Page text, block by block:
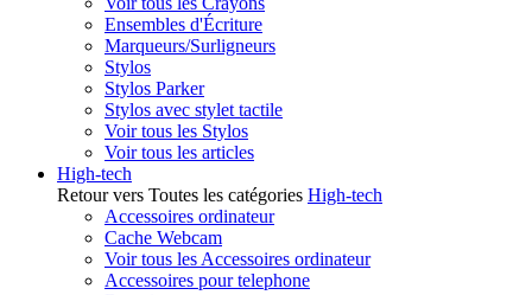
Ensembles d'Écriture
Marqueurs/Surligneurs
Stylos
Stylos Parker
Stylos avec stylet tactile
Voir tous les Stylos
Voir tous les articles
High-tech
Retour vers Toutes les catégories High-tech
Accessoires ordinateur
Cache Webcam
Voir tous les Accessoires ordinateur
Accessoires pour telephone